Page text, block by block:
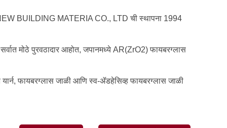
BUILDING MATERIA CO., LTD ची स्थापना 1994
मोठे पुरवठादार आहोत, जपानमध्ये AR(ZrO2) फायबरग्लास
फायबरग्लास जाळी आणि स्व-ॲडहेसिव्ह फायबरग्लास जाळी